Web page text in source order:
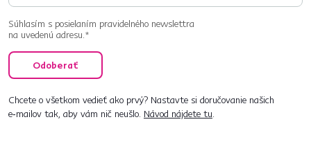
Súhlasím s posielaním pravidelného newslettra
na uvedenú adresu.*
Odoberať
Chcete o všetkom vedieť ako prvý? Nastavte si doručovanie našich
e‑mailov tak, aby vám nič neušlo. Návod nájdete tu.